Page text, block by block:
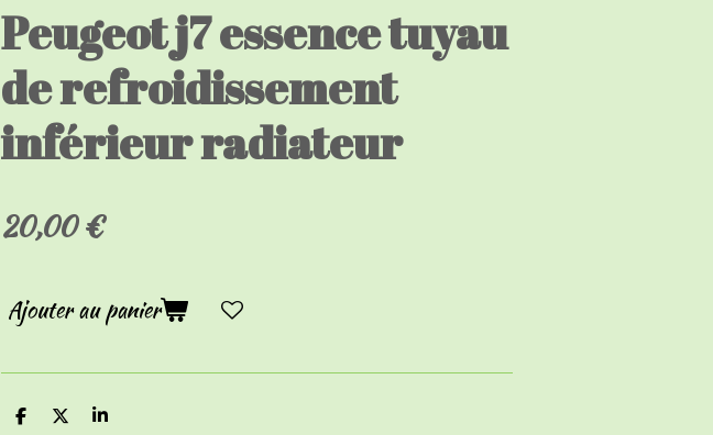
Peugeot j7 essence tuyau
de refroidissement
inférieur radiateur
20,00 €
Ajouter au panier
P
P
P